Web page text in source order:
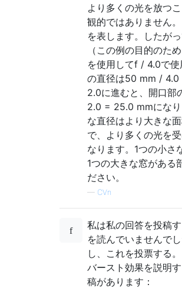
より多くの光を放つ
観的ではありません
を表します。したが
（この例の目的のた
を使用してf / 4.0で
の直径は50 mm /
2.0に進むと、開口
2.0 = 25.0 mmになり
な直径はより大きな
で、より多くの光を
なります。1つの小さ
1つの大きな窓がある
ださい。
— CVn
私は私の回答を投稿
を読んでいませんで
し、これを投票する
バースト効果を説明
稿があります：